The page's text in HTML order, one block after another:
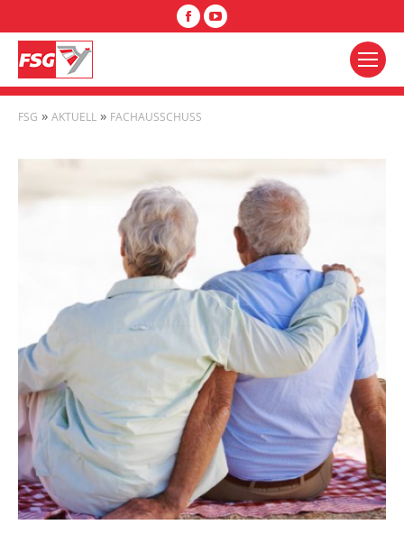
FacebookYouTube
FSG » AKTUELL » FACHAUSSCHUSS